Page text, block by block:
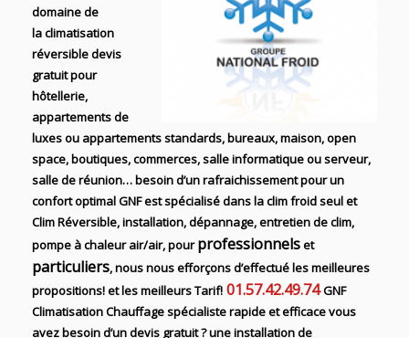
domaine de
la climatisation
réversible devis
gratuit pour
hôtellerie,
appartements de
luxes ou appartements standards, bureaux, maison, open
space, boutiques, commerces, salle informatique ou serveur,
salle de réunion… besoin d’un rafraichissement pour un
confort optimal GNF est spécialisé dans la clim froid seul et
Clim Réversible, installation, dépannage, entretien de clim,
pompe à chaleur air/air,pourprofessionnelset
particuliers, nous nous efforçons d’effectué les meilleures
propositions! et les meilleurs Tarif! 01.57.42.49.74 GNF
Climatisation Chauffage spécialiste rapide et efficacevous
avez besoin d’un devis gratuit ? uneinstallation de